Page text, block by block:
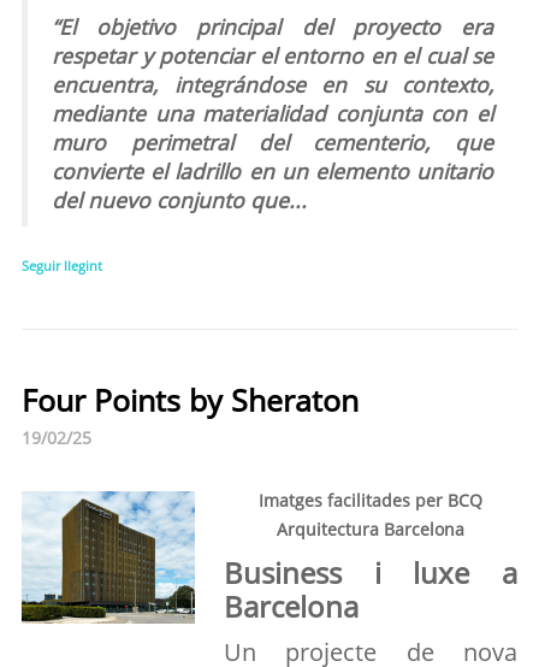
“El objetivo principal del proyecto era
respetar y potenciar el entorno en el cual se
encuentra, integrándose en su contexto,
mediante una materialidad conjunta con el
muro perimetral del cementerio, que
convierte el ladrillo en un elemento unitario
del nuevo conjunto que...
Seguir llegint
Four Points by Sheraton
19/02/25
Imatges facilitades per BCQ
Arquitectura Barcelona
Business i luxe a
Barcelona
Un projecte de nova